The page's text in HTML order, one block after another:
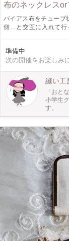
布のネックレスor
バイアス布をチューブ
側…と交互に入れて行
準備中
次の開催をお楽しみ
縫い
「おと
小学生
す。